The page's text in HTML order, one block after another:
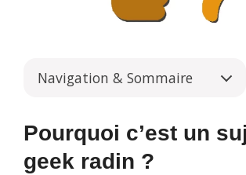
Navigation & Sommaire
Pourquoi c’est un
geek radin ?